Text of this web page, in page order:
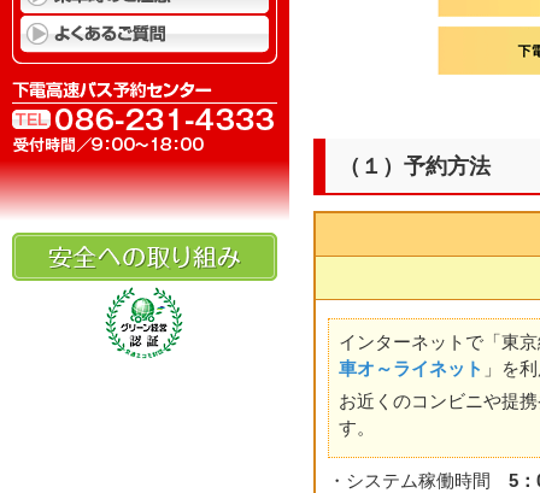
（１）予約方法
インターネットで「東
車オ～ライネット 」を
お近くのコンビニや提
す。
・システム稼働時間 5：